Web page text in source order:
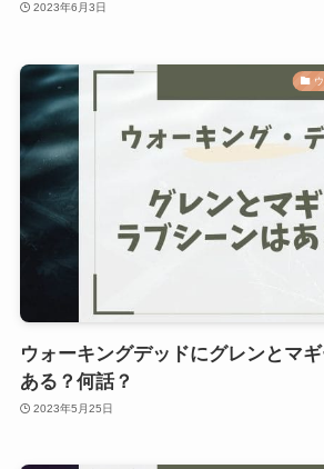
2023年6月3日
ウォーキングデッドにグレンとマ
ある？何話？
2023年5月25日